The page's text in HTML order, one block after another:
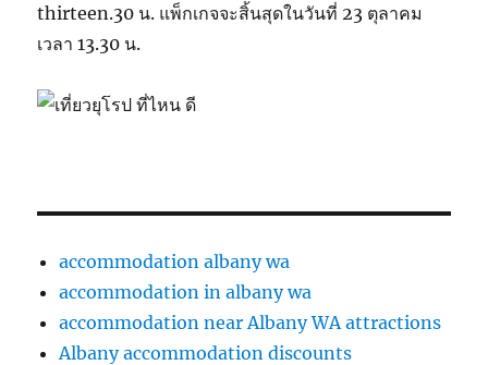
thirteen.30 น. แพ็กเกจจะสิ้นสุดในวันที่ 23 ตุลาคม
เวลา 13.30 น.
accommodation albany wa
accommodation in albany wa
accommodation near Albany WA attractions
Albany accommodation discounts